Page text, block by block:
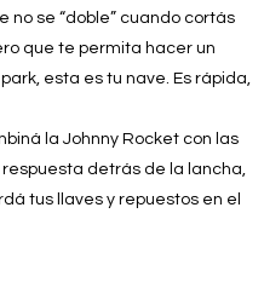
no se “doble” cuando cortás
que te permita hacer un
esta es tu nave. Es rápida,
la Johnny Rocket con las
detrás de la lancha,
tus llaves y repuestos en el